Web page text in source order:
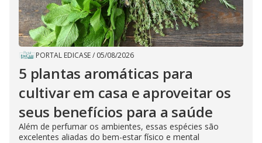
PORTAL EDICASE/ 05/08/2026
5 plantas aromáticas para
cultivar em casa e aproveitar os
seus benefícios para a saúde
Além de perfumar os ambientes, essas espécies são
excelentes aliadas do bem-estar físico e mental